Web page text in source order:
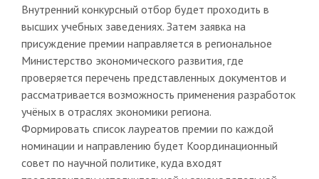
Внутренний конкурсный отбор будет проходить в
высших учебных заведениях. Затем заявка на
присуждение премии направляется в региональное
Министерство экономического развития, где
проверяется перечень представленных документов и
рассматривается возможность применения разработок
учёных в отраслях экономики региона.
Формировать список лауреатов премии по каждой
номинации и направлению будет Координационный
совет по научной политике, куда входят